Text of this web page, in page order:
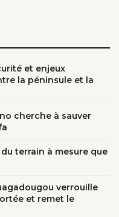
et enjeux
la péninsule et la
cherche à sauver
terrain à mesure que
verrouille
et remet le